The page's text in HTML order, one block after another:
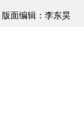
版面编辑：李东昊